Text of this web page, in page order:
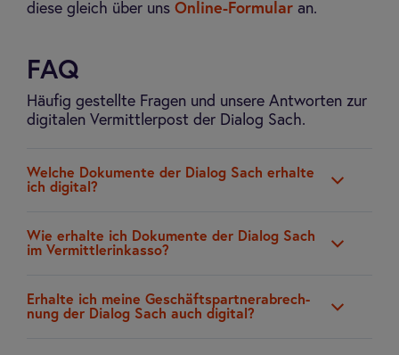
diese gleich über uns Online-Formular an.
FAQ
Häufig gestellte Fragen und unsere Antworten zur
digitalen Vermittlerpost der Dialog Sach.
Wel­che Doku­mente der Dia­log Sach erhalte
ich digi­tal?
Wie erhalte ich Doku­mente der Dia­log Sach
im Ver­mitt­le­rin­kasso?
Erhalte ich meine Geschäfts­part­ne­r­ab­rech­
nung der Dia­log Sach auch digi­tal?